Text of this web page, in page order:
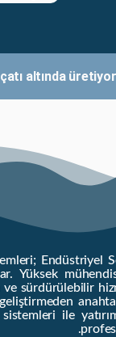
altında
Endüstriyel
Yüksek
sürdürülebilir
ile